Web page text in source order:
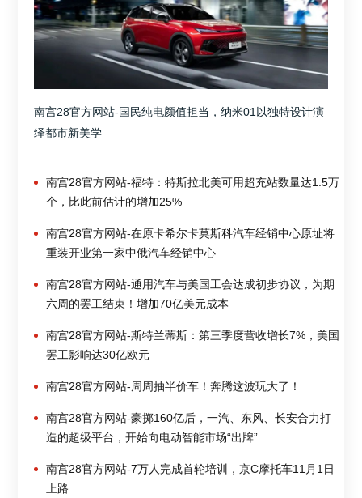
南宫28官方网站-国民纯电颜值担当，纳米01以独特设计演
绎都市新美学
南宫28官方网站-福特：特斯拉北美可用超充站数量达1.5万
个，比此前估计的增加25%
南宫28官方网站-在原卡希尔卡莫斯科汽车经销中心原址将
重装开业第一家中俄汽车经销中心
南宫28官方网站-通用汽车与美国工会达成初步协议，为期
六周的罢工结束！增加70亿美元成本
南宫28官方网站-斯特兰蒂斯：第三季度营收增长7%，美国
罢工影响达30亿欧元
南宫28官方网站-周周抽半价车！奔腾这波玩大了！
南宫28官方网站-豪掷160亿后，一汽、东风、长安合力打
造的超级平台，开始向电动智能市场“出牌”
南宫28官方网站-7万人完成首轮培训，京C摩托车11月1日
上路